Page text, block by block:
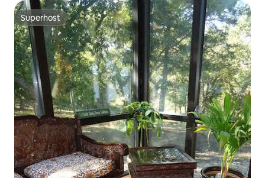
Superhost
Superhost